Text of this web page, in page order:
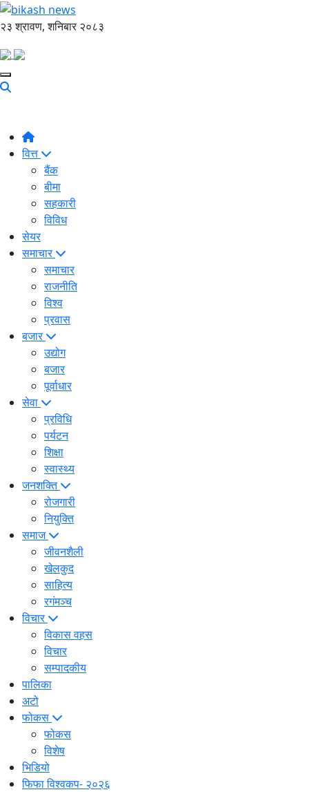
२३ श्रावण, शनिबार २०८३
वित्त
बैंक
बीमा
सहकारी
विविध
सेयर
समाचार
समाचार
राजनीति
विश्व
प्रवास
बजार
उद्योग
बजार
पूर्वाधार
सेवा
प्रविधि
पर्यटन
शिक्षा
स्वास्थ्य
जनशक्ति
रोजगारी
नियुक्ति
समाज
जीवनशैली
खेलकुद
साहित्य
रगंमञ्च
विचार
विकास वहस
विचार
सम्पादकीय
पालिका
अटो
फोकस
फोकस
विशेष
भिडियो
फिफा विश्वकप- २०२६